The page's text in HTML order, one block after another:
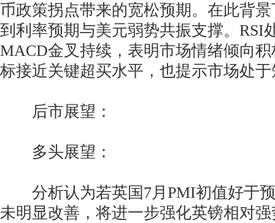
币政策拐点带来的宽松预期。在此背
到利率预期与美元弱势共振支撑。RSI
MACD金叉持续，表明市场情绪倾向
标接近关键超买水平，也提示市场处
后市展望：
多头展望：
分析认为若英国7月PMI初值好于预
未明显改善，将进一步强化英镑相对